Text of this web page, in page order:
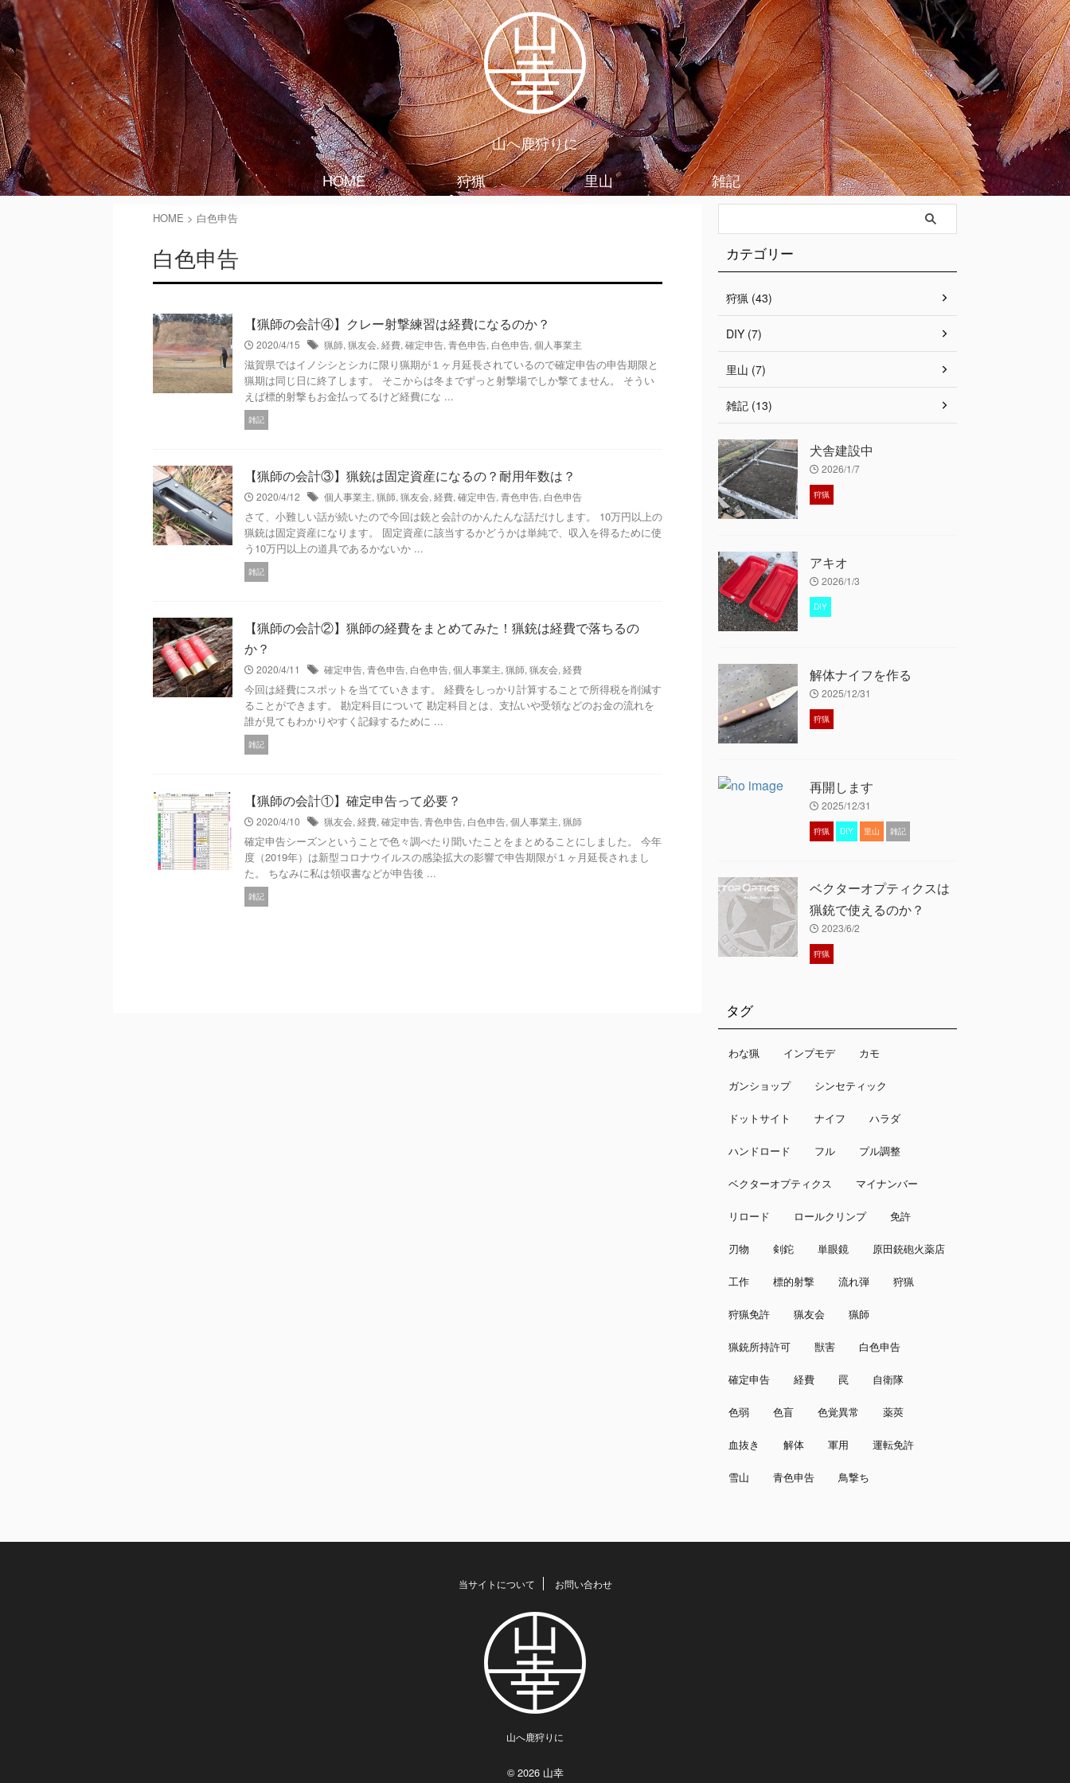
山へ鹿狩りに
HOME
狩猟 里山 雑記
HOME > 白色申告
白色申告
【猟師の会計④】クレー射撃練習は経費になるのか？
2020/4/15 猟師, 猟友会, 経費, 確定申告, 青色申告, 白色申告, 個人事業主
滋賀県ではイノシシとシカに限り猟期が１ヶ月延長されているので確定申告の申告期限と
猟期は同じ日に終了します。 そこからは冬までずっと射撃場でしか撃てません。 そうい
えば標的射撃もお金払ってるけど経費にな ...
雑記
【猟師の会計③】猟銃は固定資産になるの？耐用年数は？
2020/4/12 個人事業主, 猟師, 猟友会, 経費, 確定申告, 青色申告, 白色申告
さて、小難しい話が続いたので今回は銃と会計のかんたんな話だけします。 10万円以上の
猟銃は固定資産になります。 固定資産に該当するかどうかは単純で、収入を得るために使
う10万円以上の道具であるかないか ...
雑記
【猟師の会計②】猟師の経費をまとめてみた！猟銃は経費で落ちるの
か？
2020/4/11 確定申告, 青色申告, 白色申告, 個人事業主, 猟師, 猟友会, 経費
今回は経費にスポットを当てていきます。 経費をしっかり計算することで所得税を削減す
ることができます。 勘定科目について 勘定科目とは、支払いや受領などのお金の流れを
誰が見てもわかりやすく記録するために ...
雑記
【猟師の会計①】確定申告って必要？
2020/4/10 猟友会, 経費, 確定申告, 青色申告, 白色申告, 個人事業主, 猟師
確定申告シーズンということで色々調べたり聞いたことをまとめることにしました。 今年
度（2019年）は新型コロナウイルスの感染拡大の影響で申告期限が１ヶ月延長されまし
た。 ちなみに私は領収書などが申告後 ...
雑記
カテゴリー
狩猟 (43)
DIY (7)
里山 (7)
雑記 (13)
犬舎建設中
2026/1/7
狩猟
アキオ
2026/1/3
DIY
解体ナイフを作る
2025/12/31
狩猟
再開します
2025/12/31
狩猟 DIY 里山 雑記
ベクターオプティクスは
猟銃で使えるのか？
2023/6/2
狩猟
タグ
わな猟 インプモデ カモ
ガンショップ シンセティック
ドットサイト ナイフ ハラダ
ハンドロード フル プル調整
ベクターオプティクス マイナンバー
リロード ロールクリンプ 免許
刃物 剣鉈 単眼鏡 原田銃砲火薬店
工作 標的射撃 流れ弾 狩猟
狩猟免許 猟友会 猟師
猟銃所持許可 獣害 白色申告
確定申告 経費 罠 自衛隊
色弱 色盲 色覚異常 薬莢
血抜き 解体 軍用 運転免許
雪山 青色申告 鳥撃ち
当サイトについて お問い合わせ
山へ鹿狩りに
© 2026 山幸